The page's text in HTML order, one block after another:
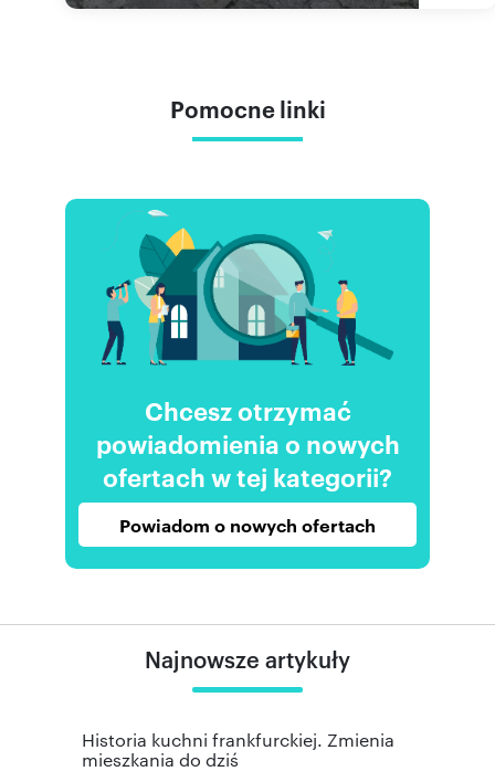
Pomocne linki
Chcesz otrzymać
powiadomienia o nowych
ofertach w tej kategorii?
Powiadom o nowych ofertach
Najnowsze artykuły
Historia kuchni frankfurckiej. Zmienia
mieszkania do dziś